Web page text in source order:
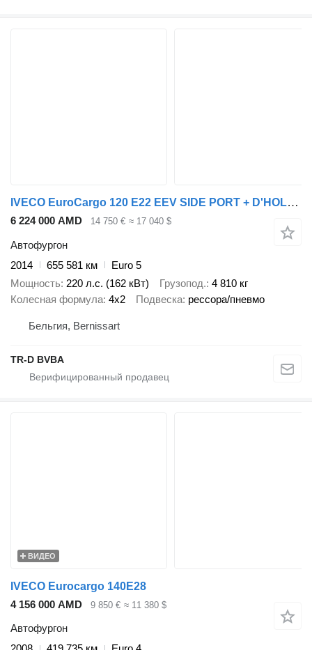
IVECO EuroCargo 120 E22 EEV SIDE PORT + D'HOLLANDIA LIFT 2000 KG
6 224 000 AMD 14 750 € ≈ 17 040 $
Автофургон
2014
655 581 км
Euro 5
Мощность 220 л.с. (162 кВт) Грузопод. 4 810 кг
Колесная формула 4x2 Подвеска рессора/пневмо
Бельгия, Bernissart
TR-D BVBA
ВИДЕО
IVECO Eurocargo 140E28
4 156 000 AMD
9 850 € ≈ 11 380 $
Автофургон